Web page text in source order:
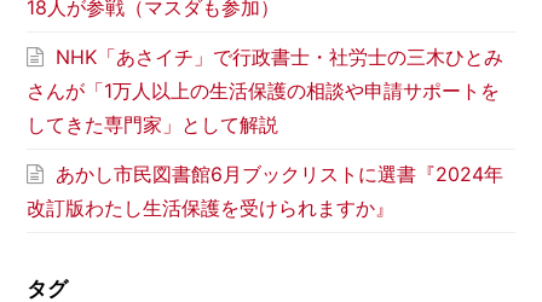
18人が参戦（マスダも参加）
NHK「あさイチ」で行政書士・社労士の三木ひとみ
さんが「1万人以上の生活保護の相談や申請サポートを
してきた専門家」として解説
あかし市民図書館6月ブックリストに選書『2024年
改訂版わたし生活保護を受けられますか』
タグ